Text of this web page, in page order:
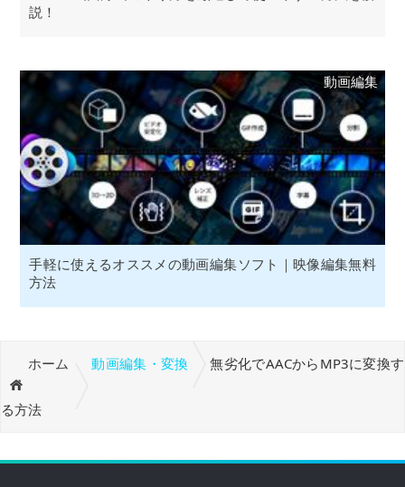
説！
動画編集
手軽に使えるオススメの動画編集ソフト｜映像編集無料
方法
ホーム 動画編集・変換 無劣化でAACからMP3に変換す
る方法